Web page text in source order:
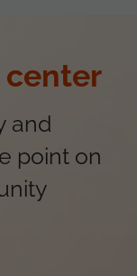
and
point on